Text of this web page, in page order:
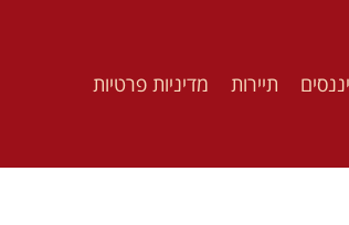
תיירות מדיניות פרטיות